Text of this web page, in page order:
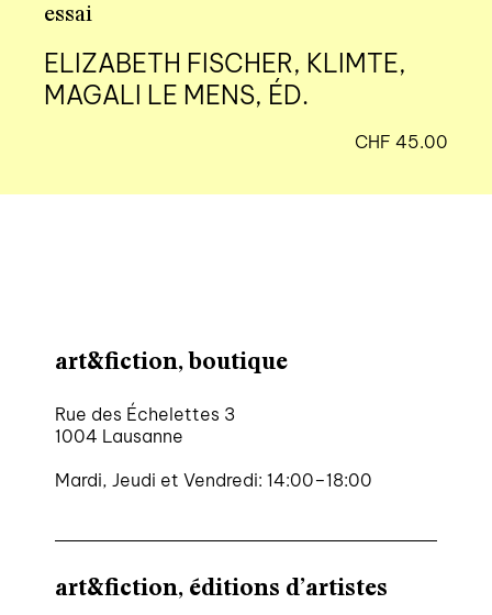
19e siècle à aujourd’hui
essai
ELIZABETH FISCHER, KLIMTE,
MAGALI LE MENS, ÉD.
CHF 45.00
art&fiction, boutique
Rue des Échelettes 3
1004 Lausanne
Mardi, Jeudi et Vendredi: 14:00–18:00
art&fiction, éditions d’artistes